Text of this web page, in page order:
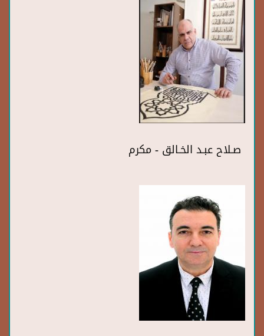
صـلاح عبـد الخـالق - مكرم